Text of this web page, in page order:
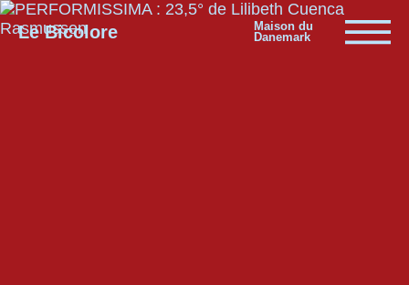
Le Bicolore
Maison du
Danemark